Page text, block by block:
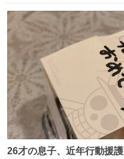
ト
数
26才の息子、近年行動援